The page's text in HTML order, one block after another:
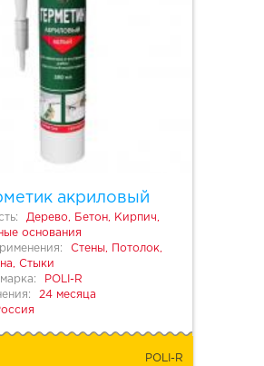
акриловый
Дерево, Бетон, Кирпич,
основания
Стены, Потолок,
Стыки
POLI-R
24 месяца
POLI-R